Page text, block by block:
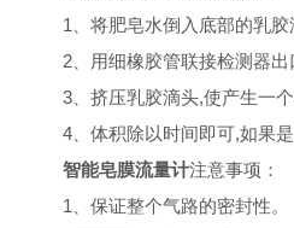
1、将肥皂水倒入底部的乳胶滴
2、用细橡胶管联接检测器出
3、挤压乳胶滴头,使产生一个
4、体积除以时间即可,如果是
智能皂膜流量计注意事项：
1、保证整个气路的密封性。